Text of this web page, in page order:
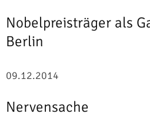
Nobelpreisträger als
Berlin
09.12.2014
Nervensache